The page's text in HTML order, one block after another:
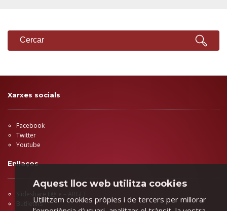
CERCADOR
Cercar
Xarxes socials
Facebook
Twitter
Youtube
Enllaços
Slideshare L@te – ARGET
Butlletins
Aquest lloc web utilitza cookies
Utilitzem cookies pròpies i de tercers per millorar